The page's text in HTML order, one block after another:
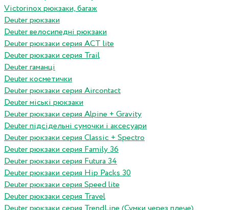
Victorinox рюкзаки, багаж
Deuter рюкзаки
Deuter велосипедні рюкзаки
Deuter рюкзаки серия ACT lite
Deuter рюкзаки серия Trail
Deuter гаманці
Deuter косметички
Deuter рюкзаки серия Aircontact
Deuter міські рюкзаки
Deuter рюкзаки серия Alpine + Gravity
Deuter підсідельні сумочки і аксесуари
Deuter рюкзаки серия Classic + Spectro
Deuter рюкзаки серия Family 36
Deuter рюкзаки серия Futura 34
Deuter рюкзаки серия Hip Packs 30
Deuter рюкзаки серия Speed lite
Deuter рюкзаки серия Travel